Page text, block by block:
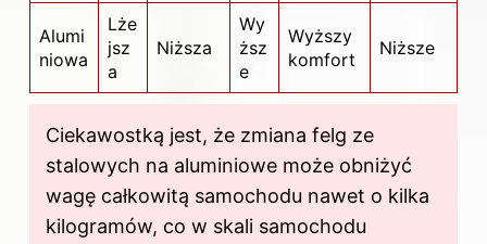
Alumi
niowa
Lże
jsz
a
Niższa
Wy
ższ
e
Wyższy
komfort
Niższe
Ciekawostką jest, że zmiana felg ze
stalowych na aluminiowe może obniżyć
wagę całkowitą samochodu nawet o kilka
kilogramów, co w skali samochodu